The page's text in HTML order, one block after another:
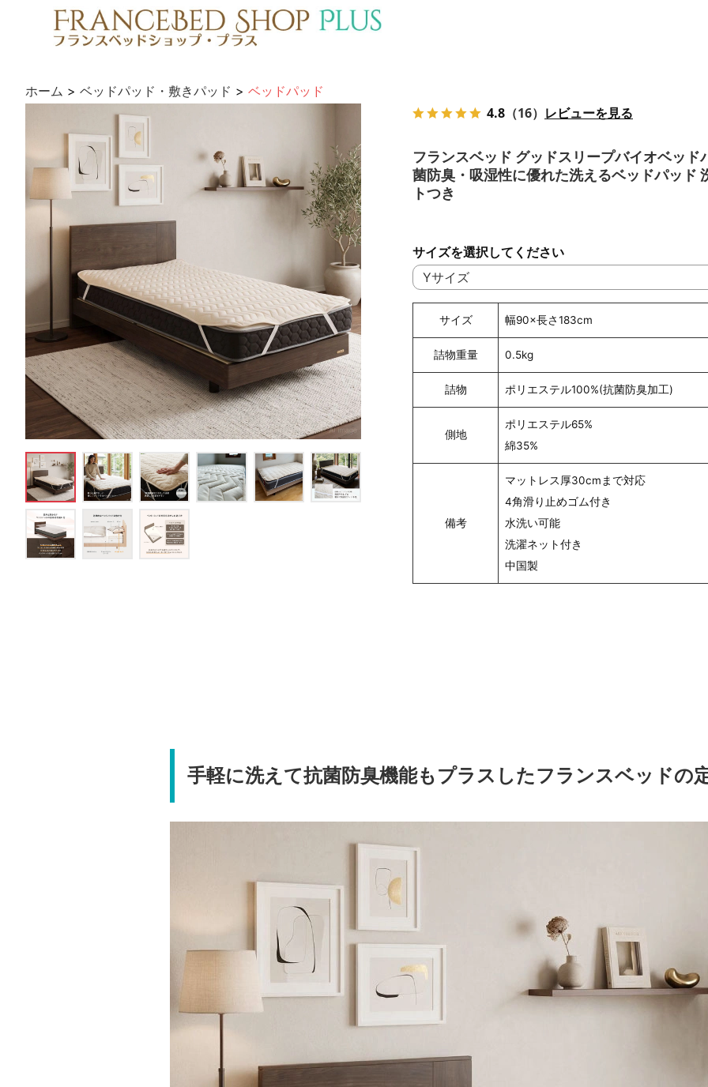
ホーム > ベッドパッド・敷きパッド > ベッドパッド
4.8 （16） レビューを見る
フランスベッド グッドスリープバイオベッド
菌防臭・吸湿性に優れた洗えるベッドパッド
トつき
サイズを選択してください
サイズ 幅90×長さ183cm
詰物重量 0.5kg
詰物 ポリエステル100%(抗菌防臭加工)
側地
ポリエステル65%
綿35%
備考
マットレス厚30cmまで対応
4角滑り止めゴム付き
水洗い可能
洗濯ネット付き
中国製
手軽に洗えて抗菌防臭機能もプラスしたフランスベッドの